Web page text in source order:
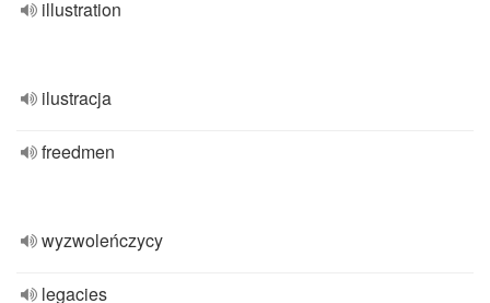
illustration
ilustracja
freedmen
wyzwoleńczycy
legacies